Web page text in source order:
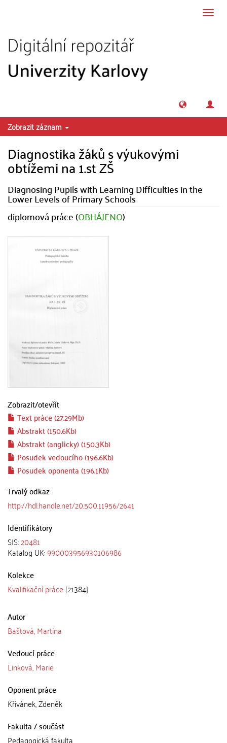
Zobrazit záznam
Diagnostika žáků s výukovými
obtížemi na 1.st ZŠ
Diagnosing Pupils with Learning Difficulties in the
Lower Levels of Primary Schools
diplomová práce (OBHÁJENO)
Zobrazit/otevřít
Text práce (27.29Mb)
Abstrakt (150.6Kb)
Abstrakt (anglicky) (150.3Kb)
Posudek vedoucího (196.6Kb)
Posudek oponenta (196.1Kb)
Trvalý odkaz
http://hdl.handle.net/20.500.11956/2641
Identifikátory
SIS:20481
Katalog UK:990003956930106986
Kolekce
Kvalifikační práce [21384]
Autor
Baštová, Martina
Vedoucí práce
Linková, Marie
Oponent práce
Křivánek, Zdeněk
Fakulta / součást
Pedagogická fakulta